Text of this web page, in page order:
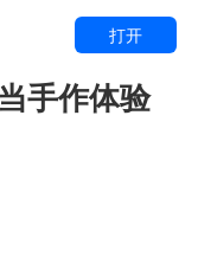
打开
手作体验